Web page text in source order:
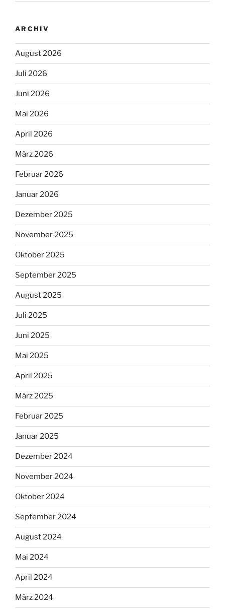
ARCHIV
August 2026
Juli 2026
Juni 2026
Mai 2026
April 2026
März 2026
Februar 2026
Januar 2026
Dezember 2025
November 2025
Oktober 2025
September 2025
August 2025
Juli 2025
Juni 2025
Mai 2025
April 2025
März 2025
Februar 2025
Januar 2025
Dezember 2024
November 2024
Oktober 2024
September 2024
August 2024
Mai 2024
April 2024
März 2024